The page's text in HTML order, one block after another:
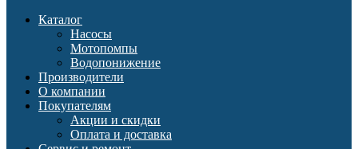
Каталог
Насосы
Мотопомпы
Водопонижение
Производители
О компании
Покупателям
Акции и скидки
Оплата и доставка